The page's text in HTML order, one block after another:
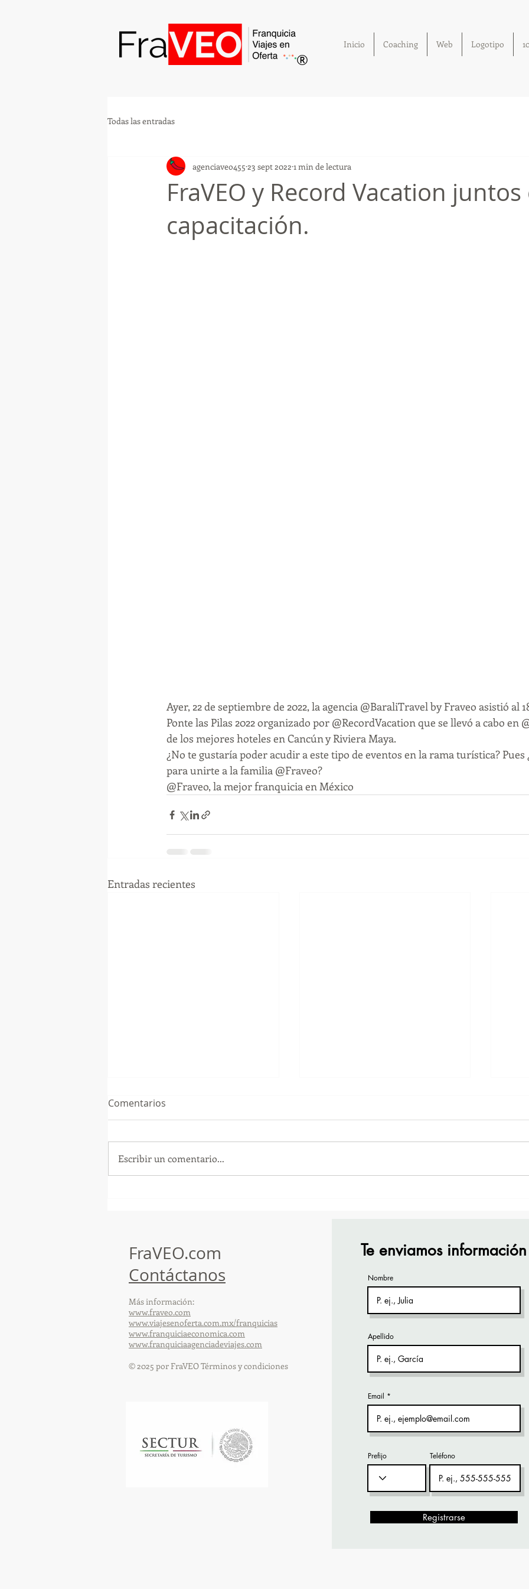
®
Inicio Coaching Web Logotipo
Todas las entradas
FraVEO y Record Vacation juntos
capacitación.
agenciaveo455 23 sept 2022 1 min de lectura
Ayer, 22 de septiembre de 2022, la agencia @BaraliTravel by Fraveo asistió al
Ponte las Pilas 2022 organizado por @RecordVacation que se llevó a cabo en
de los mejores hoteles en Cancún y Riviera Maya.
¿No te gustaría poder acudir a este tipo de eventos en la rama turística? Pues
para unirte a la familia @Fraveo?
@Fraveo, la mejor franquicia en México
Entradas recientes
Comentarios
Escribir un comentario...
FraVEO.com
Contáctanos
Más información:
www.fraveo.com
www.viajesenoferta.com.mx/franquicias
www.franquiciaeconomica.com
www.franquiciaagenciadeviajes.com
© 2025 por FraVEO Términos y condiciones
Te enviamos información
Nombre
Apellido
Email
Prefijo Teléfono
Registrarse